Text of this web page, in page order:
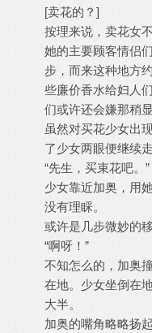
[卖花的？]
按理来说，卖花女
她的主要顾客情侣
步，而来这种地方
些廉价香水给妇人
们或许还会嫌那稍
虽然对买花少女出
了少女两眼便继续
“先生，买束花吧。”
少女靠近加奥，用
没有理睬。
或许是几步微妙的移
“啊呀！”
不知怎么的，加奥
在地。少女坐倒在
大半。
加奥的嘴角略略扬起